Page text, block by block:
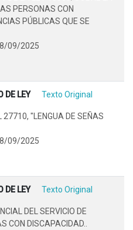
PERSONAS CON
PÚBLICAS QUE SE
09/2025
DE LEY Texto Original
"LENGUA DE SEÑAS
09/2025
DE LEY Texto Original
DEL SERVICIO DE
CON DISCAPACIDAD..